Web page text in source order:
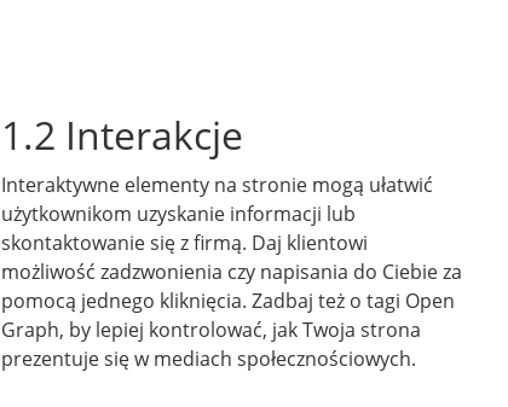
1.2 Interakcje
Interaktywne elementy na stronie mogą ułatwić
użytkownikom uzyskanie informacji lub
skontaktowanie się z firmą. Daj klientowi
możliwość zadzwonienia czy napisania do Ciebie za
pomocą jednego kliknięcia. Zadbaj też o tagi Open
Graph, by lepiej kontrolować, jak Twoja strona
prezentuje się w mediach społecznościowych.